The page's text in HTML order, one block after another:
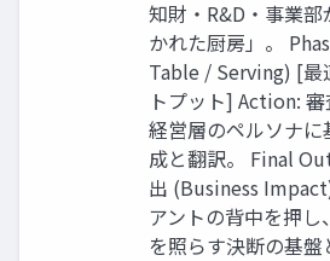
知財・R&D・事業
かれた厨房」。
Table / Serving) [最
トプット] Action: 審
経営層のペルソナ
成と翻訳。 Final
出 (Business
アントの背中を押し
を照らす決断の基盤